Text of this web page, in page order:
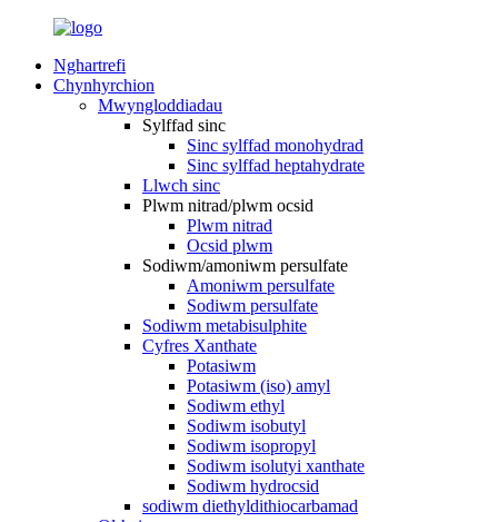
Nghartrefi
Chynhyrchion
Mwyngloddiadau
Sylffad sinc
Sinc sylffad monohydrad
Sinc sylffad heptahydrate
Llwch sinc
Plwm nitrad/plwm ocsid
Plwm nitrad
Ocsid plwm
Sodiwm/amoniwm persulfate
Amoniwm persulfate
Sodiwm persulfate
Sodiwm metabisulphite
Cyfres Xanthate
Potasiwm
Potasiwm (iso) amyl
Sodiwm ethyl
Sodiwm isobutyl
Sodiwm isopropyl
Sodiwm isolutyi xanthate
Sodiwm hydrocsid
sodiwm diethyldithiocarbamad